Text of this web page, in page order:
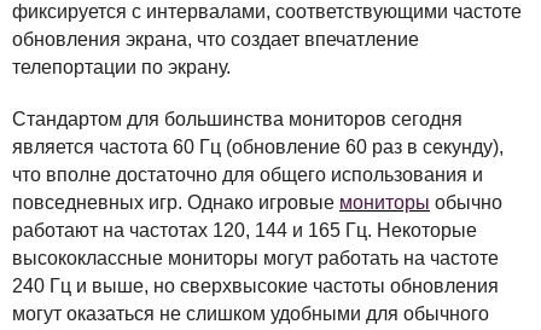
фиксируется с интервалами, соответствующими частоте
обновления экрана, что создает впечатление
телепортации по экрану.
Стандартом для большинства мониторов сегодня
является частота 60 Гц (обновление 60 раз в секунду),
что вполне достаточно для общего использования и
повседневных игр. Однако игровые мониторы обычно
работают на частотах 120, 144 и 165 Гц. Некоторые
высококлассные мониторы могут работать на частоте
240 Гц и выше, но сверхвысокие частоты обновления
могут оказаться не слишком удобными для обычного